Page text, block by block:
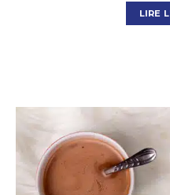
LIRE